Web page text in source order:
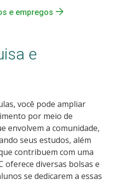
e empregos
e
você pode ampliar
por meio de
envolvem a comunidade,
seus estudos, além
contribuem com uma
oferece diversas bolsas e
se dedicarem a essas